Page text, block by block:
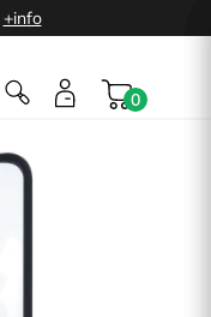
+info
0